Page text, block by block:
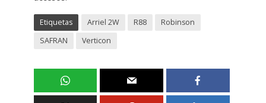
Etiquetas Arriel 2W R88
Robinson
SAFRAN
Verticon